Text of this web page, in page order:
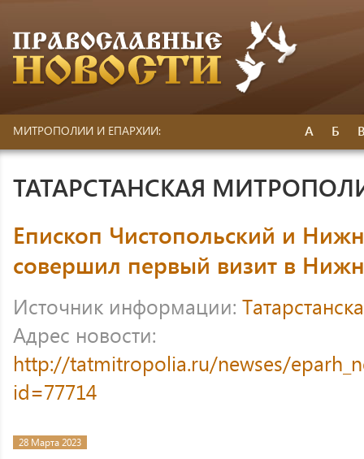
МИТРОПОЛИИ И ЕПАРХИИ: А Б
ТАТАРСТАНСКАЯ
Епископ Чистопольский и
совершил первый визит в
Источник информации:
Адрес новости:
http://tatmitropolia.ru/newses/
id=77714
28 Марта 2023